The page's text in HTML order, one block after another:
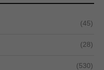
(45)
(28)
(530)